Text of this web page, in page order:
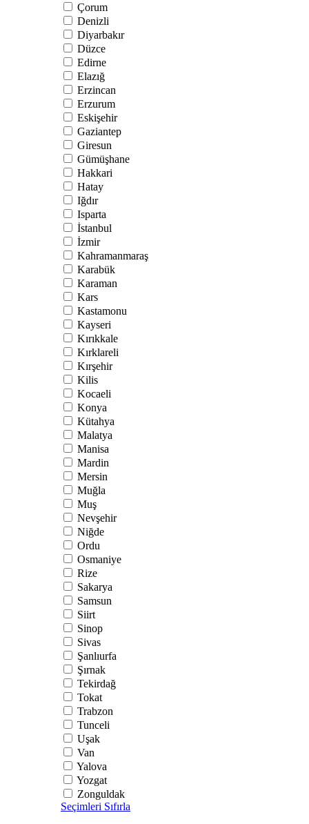
Çorum
Denizli
Diyarbakır
Düzce
Edirne
Elazığ
Erzincan
Erzurum
Eskişehir
Gaziantep
Giresun
Gümüşhane
Hakkari
Hatay
Iğdır
Isparta
İstanbul
İzmir
Kahramanmaraş
Karabük
Karaman
Kars
Kastamonu
Kayseri
Kırıkkale
Kırklareli
Kırşehir
Kilis
Kocaeli
Konya
Kütahya
Malatya
Manisa
Mardin
Mersin
Muğla
Muş
Nevşehir
Niğde
Ordu
Osmaniye
Rize
Sakarya
Samsun
Siirt
Sinop
Sivas
Şanlıurfa
Şırnak
Tekirdağ
Tokat
Trabzon
Tunceli
Uşak
Van
Yalova
Yozgat
Zonguldak
Seçimleri Sıfırla